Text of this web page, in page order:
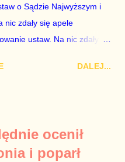
zarządzana pośrednio
pierwszej gr...
o Sądzie Najwyższym i
nic zdały się apele
ustaw. Na nic zdały
sądów od woli polityków. To
że podpisał ustawy, bo
poprawki partii rządzącej
DALEJ...
ocenił
i poparł